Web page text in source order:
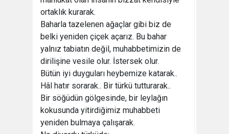
ortaklık kurarak.
Baharla tazelenen ağaçlar gibi biz de
belki yeniden çiçek açarız. Bu bahar
yalnız tabiatın değil, muhabbetimizin de
dirilişine vesile olur. İstersek olur.
Bütün iyi duyguları heybemize katarak..
Hâl hatır sorarak.. Bir türkü tutturarak..
Bir söğüdün gölgesinde, bir leylağın
kokusunda yitirdiğimiz muhabbeti
yeniden bulmaya çalışarak.